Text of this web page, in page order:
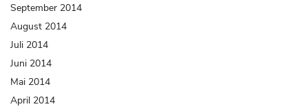
September 2014
August 2014
Juli 2014
Juni 2014
Mai 2014
April 2014